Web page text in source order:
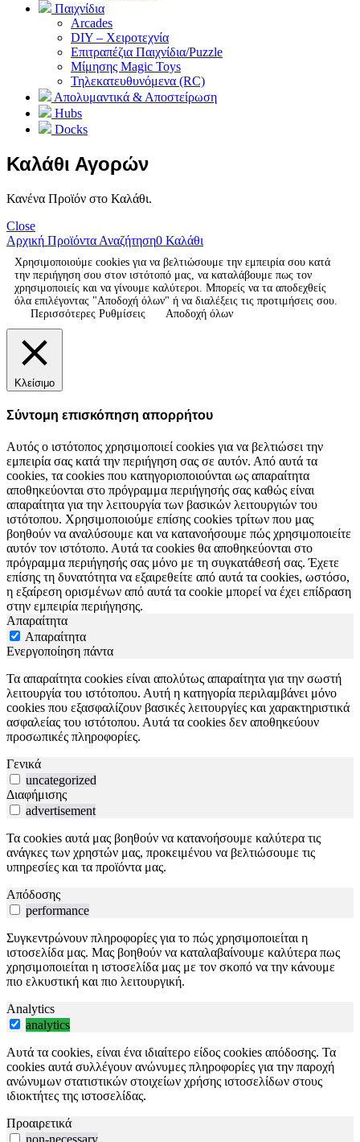
Παιχνίδια
Arcades
DIY – Χειροτεχνία
Επιτραπέζια Παιχνίδια/Puzzle
Μίμησης Magic Toys
Τηλεκατευθυνόμενα (RC)
Απολυμαντικά & Αποστείρωση
Hubs
Docks
Καλάθι Αγορών
Κανένα Προϊόν στο Καλάθι.
Close
Αρχική Προϊόντα Αναζήτηση0 Καλάθι
Χρησιμοποιούμε cookies για να βελτιώσουμε την εμπειρία σου κατά
την περιήγηση σου στον ιστότοπό μας, να καταλάβουμε πως τον
χρησιμοποιείς και να γίνουμε καλύτεροι. Μπορείς να τα αποδεχθείς
όλα επιλέγοντας "Αποδοχή όλων" ή να διαλέξεις τις προτιμήσεις σου.
Περισσότερες Ρυθμίσεις
Αποδοχή όλων
Κλείσιμο
Σύντομη επισκόπηση απορρήτου
Αυτός ο ιστότοπος χρησιμοποιεί cookies για να βελτιώσει την
εμπειρία σας κατά την περιήγηση σας σε αυτόν. Από αυτά τα
cookies, τα cookies που κατηγοριοποιούνται ως απαραίτητα
αποθηκεύονται στο πρόγραμμα περιήγησής σας καθώς είναι
απαραίτητα για την λειτουργία των βασικών λειτουργιών του
ιστότοπου. Χρησιμοποιούμε επίσης cookies τρίτων που μας
βοηθούν να αναλύσουμε και να κατανοήσουμε πώς χρησιμοποιείτε
αυτόν τον ιστότοπο. Αυτά τα cookies θα αποθηκεύονται στο
πρόγραμμα περιήγησής σας μόνο με τη συγκατάθεσή σας. Έχετε
επίσης τη δυνατότητα να εξαιρεθείτε από αυτά τα cookies, ωστόσο,
η εξαίρεση ορισμένων από αυτά τα cookie μπορεί να έχει επίδραση
στην εμπειρία περιήγησης.
Απαραίτητα
Απαραίτητα
Ενεργοποίηση πάντα
Τα απαραίτητα cookies είναι απολύτως απαραίτητα για την σωστή
λειτουργία του ιστότοπου. Αυτή η κατηγορία περιλαμβάνει μόνο
cookies που εξασφαλίζουν βασικές λειτουργίες και χαρακτηριστικά
ασφαλείας του ιστότοπου. Αυτά τα cookies δεν αποθηκεύουν
προσωπικές πληροφορίες.
Γενικά
uncategorized
Διαφήμισης
advertisement
Τα cookies αυτά μας βοηθούν να κατανοήσουμε καλύτερα τις
ανάγκες των χρηστών μας, προκειμένου να βελτιώσουμε τις
υπηρεσίες και τα προϊόντα μας.
Απόδοσης
performance
Συγκεντρώνουν πληροφορίες για το πώς χρησιμοποιείται η
ιστοσελίδα μας. Μας βοηθούν να καταλαβαίνουμε καλύτερα πως
χρησιμοποιείται η ιστοσελίδα μας με τον σκοπό να την κάνουμε
πιο ελκυστική και πιο λειτουργική.
Analytics
analytics
Αυτά τα cookies, είναι ένα ιδιαίτερο είδος cookies απόδοσης. Τα
cookies αυτά συλλέγουν ανώνυμες πληροφορίες για την παροχή
ανώνυμων στατιστικών στοιχείων χρήσης ιστοσελίδων στους
ιδιοκτήτες της ιστοσελίδας.
Προαιρετικά
non-necessary